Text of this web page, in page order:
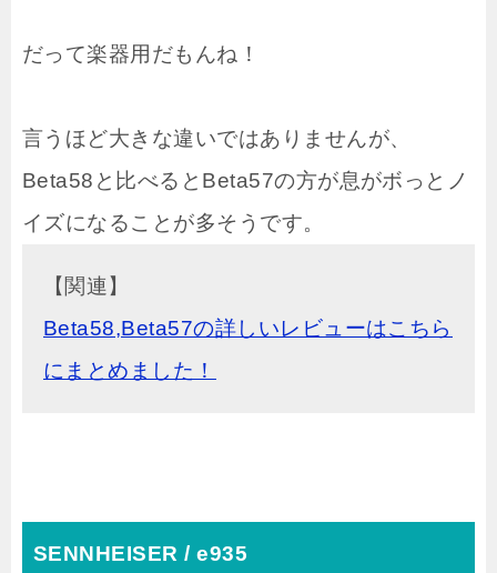
だって楽器用だもんね！
言うほど大きな違いではありませんが、
Beta58と比べるとBeta57の方が息がボっとノ
イズになることが多そうです。
【関連】
Beta58,Beta57の詳しいレビューはこちら
にまとめました！
SENNHEISER / e935